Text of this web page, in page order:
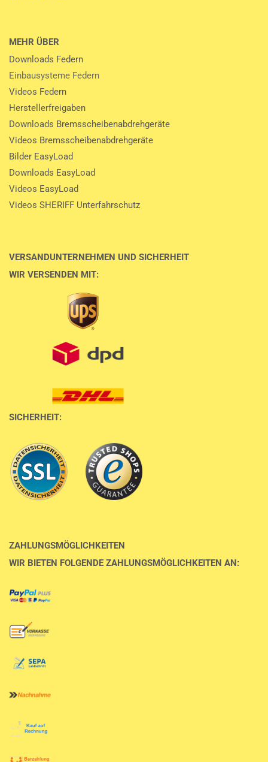
MEHR ÜBER
Downloads Federn
Einbausysteme Federn
Videos Federn
Herstellerfreigaben
Downloads Bremsscheibenabdrehgeräte
Videos Bremsscheibenabdrehgeräte
Bilder EasyLoad
Downloads EasyLoad
Videos EasyLoad
Videos SHERIFF Unterfahrschutz
VERSANDUNTERNEHMEN UND SICHERHEIT
WIR VERSENDEN MIT:
SICHERHEIT:
ZAHLUNGSMÖGLICHKEITEN
WIR BIETEN FOLGENDE ZAHLUNGSMÖGLICHKEITEN AN: